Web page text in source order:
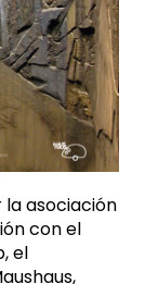
la asociación
con el
el